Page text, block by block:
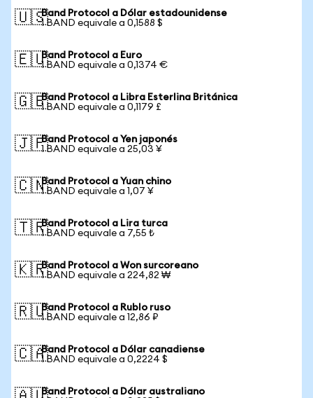
🇺🇸Band Protocol a Dólar estadounidense
1 BAND equivale a 0,1588 $
🇪🇺Band Protocol a Euro
1 BAND equivale a 0,1374 €
🇬🇧Band Protocol a Libra Esterlina Británica
1 BAND equivale a 0,1179 £
🇯🇵Band Protocol a Yen japonés
1 BAND equivale a 25,03 ¥
🇨🇳Band Protocol a Yuan chino
1 BAND equivale a 1,07 ¥
🇹🇷Band Protocol a Lira turca
1 BAND equivale a 7,55 ₺
🇰🇷Band Protocol a Won surcoreano
1 BAND equivale a 224,82 ₩
🇷🇺Band Protocol a Rublo ruso
1 BAND equivale a 12,86 ₽
🇨🇦Band Protocol a Dólar canadiense
1 BAND equivale a 0,2224 $
Band Protocol a Dólar australiano